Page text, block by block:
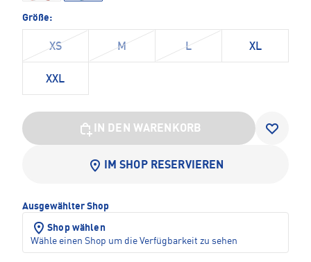
Größe:
XS M L XL
XXL
IN DEN WARENKORB
IM SHOP RESERVIEREN
Ausgewählter Shop
Shop wählen
Wähle einen Shop um die Verfügbarkeit zu sehen